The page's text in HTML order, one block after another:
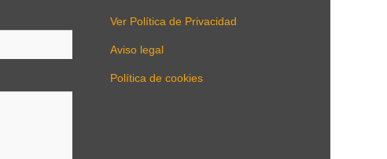
Ver Política de Privacidad
Aviso legal
Política de cookies